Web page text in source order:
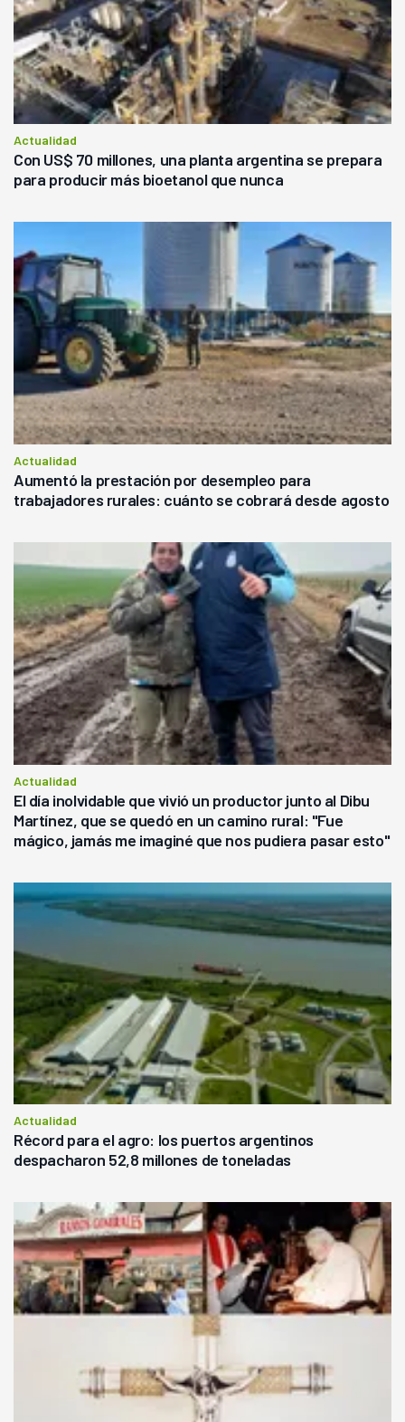
Actualidad
Con US$ 70 millones, una planta argentina se prepara
para producir más bioetanol que nunca
Actualidad
Aumentó la prestación por desempleo para
trabajadores rurales: cuánto se cobrará desde agosto
Actualidad
El día inolvidable que vivió un productor junto al Dibu
Martínez, que se quedó en un camino rural: "Fue
mágico, jamás me imaginé que nos pudiera pasar esto"
Actualidad
Récord para el agro: los puertos argentinos
despacharon 52,8 millones de toneladas